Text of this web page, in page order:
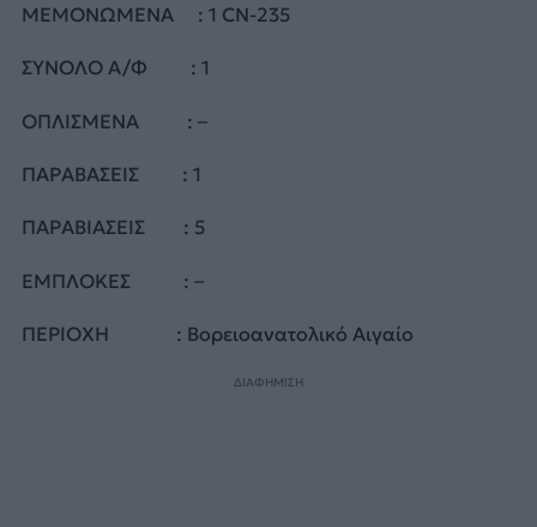
ΜΕΜΟΝΩΜΕΝΑ : 1 CN-235
ΣΥΝΟΛΟ Α/Φ : 1
ΟΠΛΙΣΜΕΝΑ : –
ΠΑΡΑΒΑΣΕΙΣ : 1
ΠΑΡΑΒΙΑΣΕΙΣ : 5
ΕΜΠΛΟΚΕΣ : –
ΠΕΡΙΟΧΗ : Βορειοανατολικό Αιγαίο
ΔΙΑΦΗΜΙΣΗ